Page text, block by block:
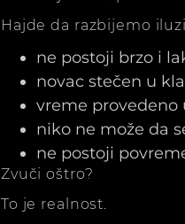
Hajde da razbijemo
ne postoji brzo i
novac stečen u
vreme provedeno
niko ne može da
ne postoji
Zvuči oštro?
To je realnost.